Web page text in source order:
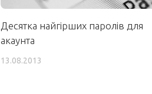
Десятка найгірших паролів для
акаунта
13.08.2013